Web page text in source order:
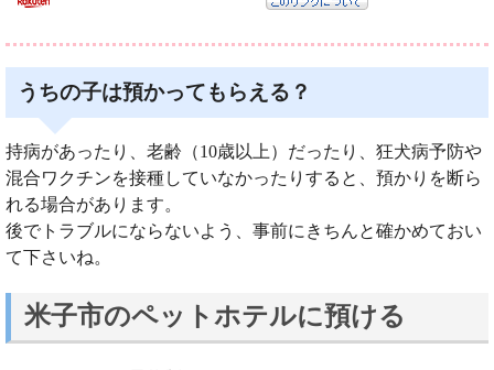
うちの子は預かってもらえる？
持病があったり、老齢（10歳以上）だったり、狂犬病予防や
混合ワクチンを接種していなかったりすると、預かりを断ら
れる場合があります。
後でトラブルにならないよう、事前にきちんと確かめておい
て下さいね。
米子市のペットホテルに預ける